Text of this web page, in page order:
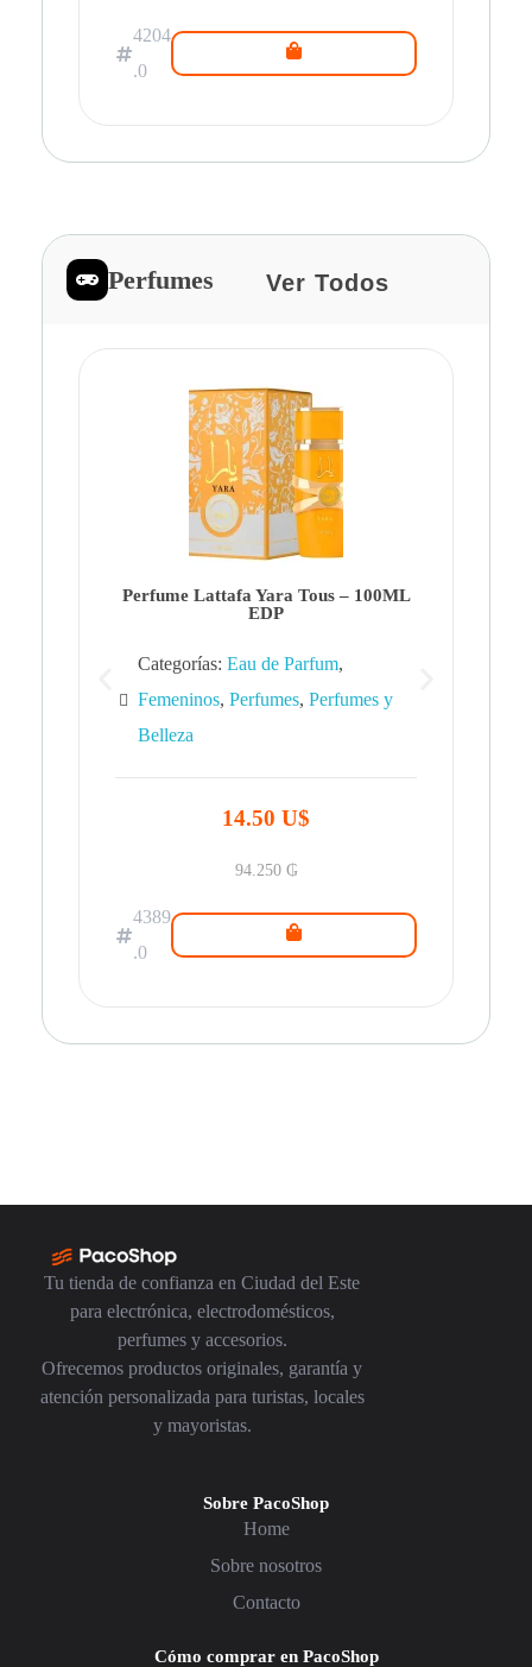
4204
.0
Perfumes Ver Todos
Perfume Lattafa Yara Tous – 100ML
EDP
Categorías: Eau de Parfum,
Femeninos, Perfumes, Perfumes y
Belleza
14.50 U$
94.250 ₲
4389
.0
Tu tienda de confianza en Ciudad del Este
para electrónica, electrodomésticos,
perfumes y accesorios.
Ofrecemos productos originales, garantía y
atención personalizada para turistas, locales
y mayoristas.
Sobre PacoShop
Home
Sobre nosotros
Contacto
Cómo comprar en PacoShop